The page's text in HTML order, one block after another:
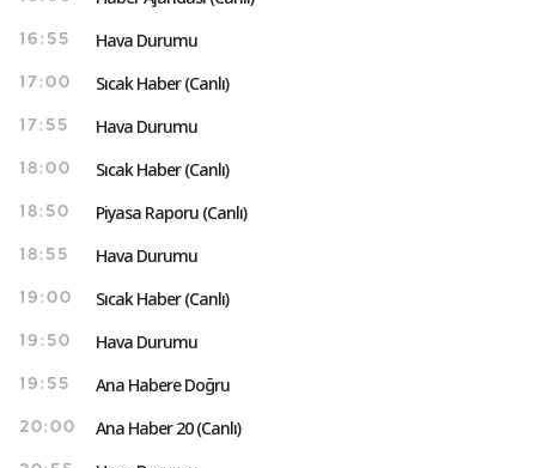
16:55 Hava Durumu
17:00 Sıcak Haber (Canlı)
17:55 Hava Durumu
18:00 Sıcak Haber (Canlı)
18:50 Piyasa Raporu (Canlı)
18:55 Hava Durumu
19:00 Sıcak Haber (Canlı)
19:50 Hava Durumu
19:55 Ana Habere Doğru
20:00 Ana Haber 20 (Canlı)